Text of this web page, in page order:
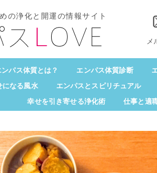
の浄化と開運の情報サイト
メ
ンパス体質とは？ エンパス体質診断
になる風水
エンパスとスピリチュアル
幸せを引き寄せる浄化術
仕事と適